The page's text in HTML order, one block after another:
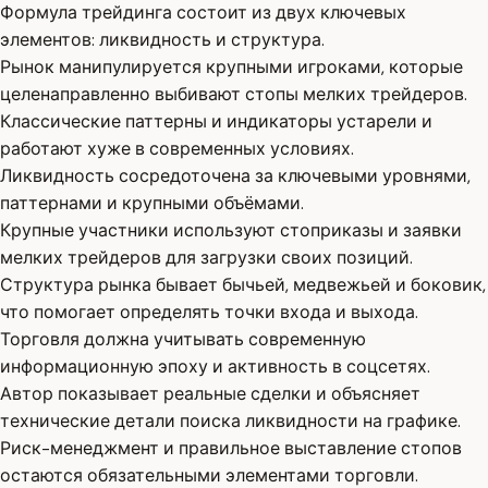
Формула трейдинга состоит из двух ключевых
элементов: ликвидность и структура.
Рынок манипулируется крупными игроками, которые
целенаправленно выбивают стопы мелких трейдеров.
Классические паттерны и индикаторы устарели и
работают хуже в современных условиях.
Ликвидность сосредоточена за ключевыми уровнями,
паттернами и крупными объёмами.
Крупные участники используют стоприказы и заявки
мелких трейдеров для загрузки своих позиций.
Структура рынка бывает бычьей, медвежьей и боковик,
что помогает определять точки входа и выхода.
Торговля должна учитывать современную
информационную эпоху и активность в соцсетях.
Автор показывает реальные сделки и объясняет
технические детали поиска ликвидности на графике.
Риск-менеджмент и правильное выставление стопов
остаются обязательными элементами торговли.